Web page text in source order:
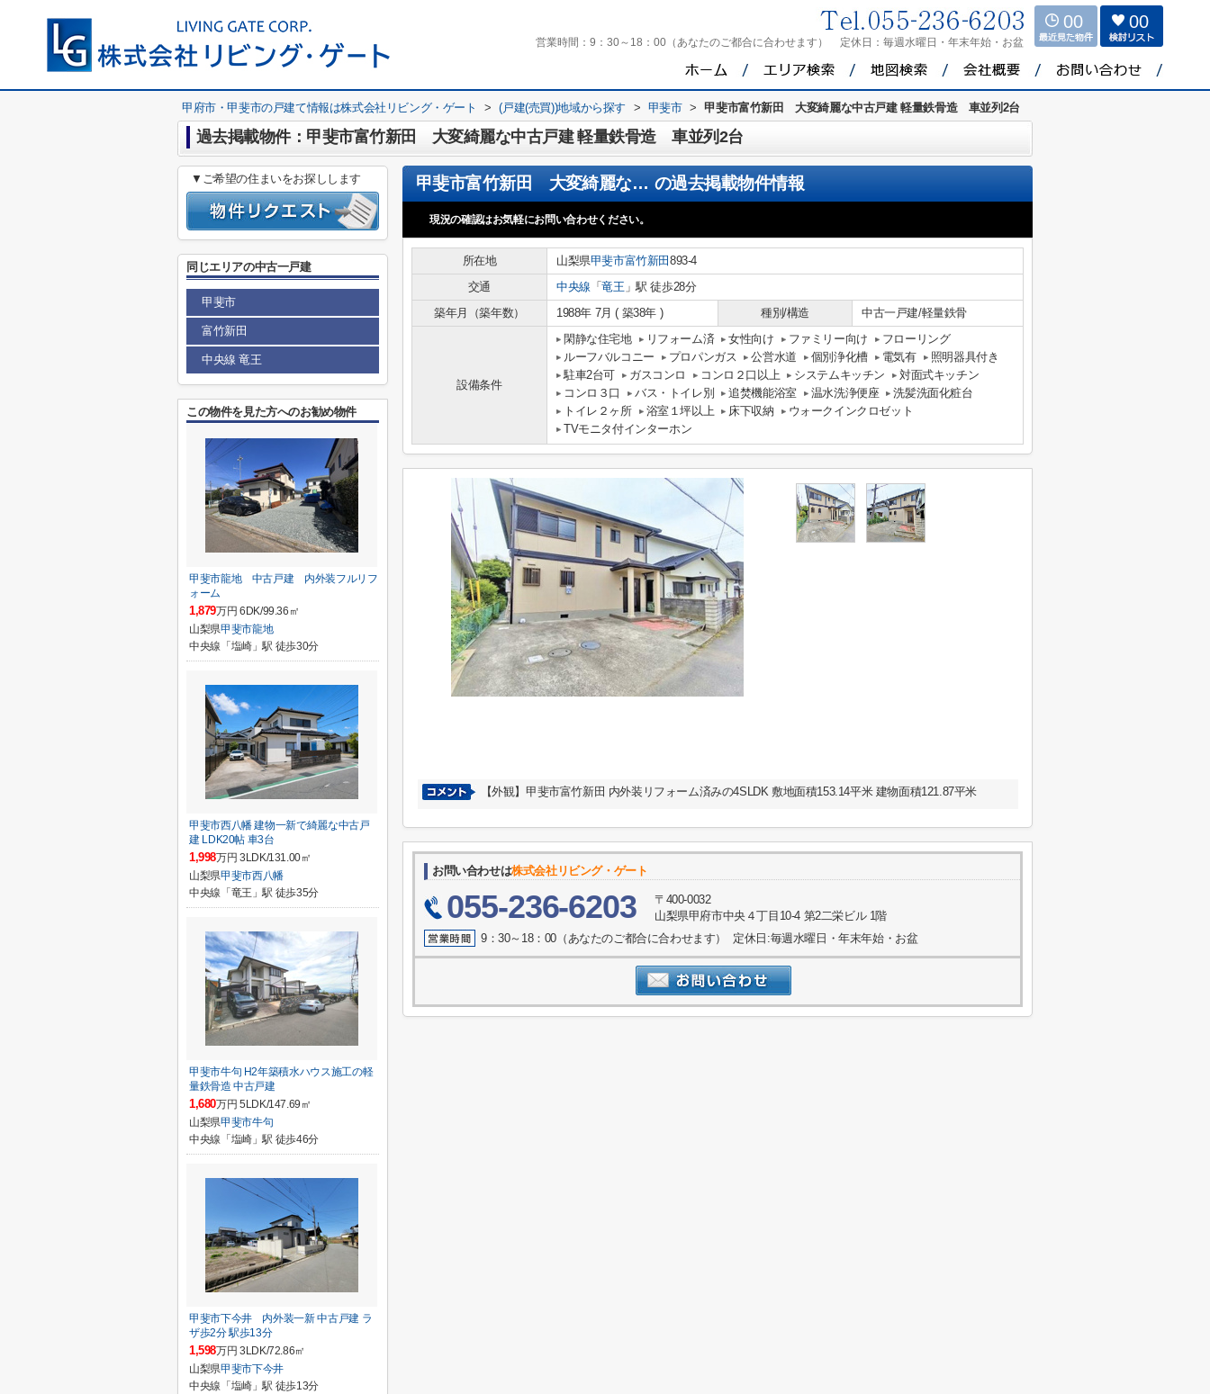
営業時間： 9：30～18：00（あなたのご都合に合わせます） 定休日： 毎週水曜日・年末年始・お盆
00 00
甲府市・甲斐市の戸建て情報は株式会社リビング・ゲート > (戸建(売買))地域から探す > 甲斐市 > 甲斐市富竹新田 大変綺麗な中古戸建 軽量鉄骨造 車並列2台
過去掲載物件：甲斐市富竹新田 大変綺麗な中古戸建 軽量鉄骨造 車並列2台
甲斐市富竹新田 大変綺麗な中古戸建 軽量鉄骨造 車並列2台 の過去掲載物件情報
現況の確認はお気軽にお問い合わせください。
所在地 山梨県甲斐市富竹新田893-4
交通
中央線 「竜王 」駅 徒歩28分
築年月（築年数）
1988年 7月 ( 築38年 ) 種別/構造 中古一戸建/軽量鉄骨
設備条件
閑静な住宅地 リフォーム済 女性向け ファミリー向け
フローリング
ルーフバルコニー
プロパンガス 公営水道 個別浄化槽 電気有
照明器具付き
駐車2台可
ガスコンロ コンロ２口以上 システムキッチン
対面式キッチン
コンロ３口
バス・トイレ別 追焚機能浴室 温水洗浄便座
洗髪洗面化粧台
トイレ２ヶ所
浴室１坪以上 床下収納
ウォークインクロゼット
TVモニタ付インターホン
【外観】甲斐市富竹新田 内外装リフォーム済みの4SLDK 敷地面積153.14平米 建物面積121.87平米
お問い合わせは株式会社リビング・ゲート
055-236-6203
〒400-0032
山梨県甲府市中央４丁目10-4 第2二栄ビル 1階
9：30～18：00（あなたのご都合に合わせます） 定休日:毎週水曜日・年末年始・お盆
▼ご希望の住まいをお探しします
同じエリアの中古一戸建
甲斐市
富竹新田
中央線 竜王
この物件を見た方へのお勧め物件
甲斐市龍地 中古戸建 内外装フルリフ
ォーム
1,879万円 6DK/99.36㎡
山梨県甲斐市龍地
中央線「塩崎」駅 徒歩30分
甲斐市西八幡 建物一新で綺麗な中古戸
建 LDK20帖 車3台
1,998万円 3LDK/131.00㎡
山梨県甲斐市西八幡
中央線「竜王」駅 徒歩35分
甲斐市牛句 H2年築積水ハウス施工の軽
量鉄骨造 中古戸建
1,680万円 5LDK/147.69㎡
山梨県甲斐市牛句
中央線「塩崎」駅 徒歩46分
甲斐市下今井 内外装一新 中古戸建 ラ
ザ歩2分 駅歩13分
1,598万円 3LDK/72.86㎡
山梨県甲斐市下今井
中央線「塩崎」駅 徒歩13分